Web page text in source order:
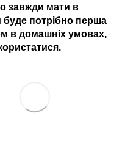
завжди мати в
потрібно перша
в домашніх умовах,